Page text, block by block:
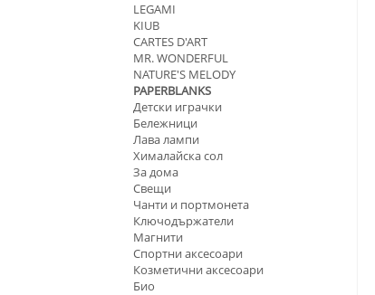
LEGAMI
KIUB
CARTES D'ART
MR. WONDERFUL
NATURE'S MELODY
PAPERBLANKS
Детски играчки
Бележници
Лава лампи
Хималайска сол
За дома
Свещи
Чанти и портмонета
Ключодържатели
Магнити
Спортни аксесоари
Козметични аксесоари
Био